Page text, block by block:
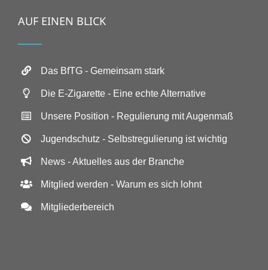
AUF EINEN BLICK
Das BfTG - Gemeinsam stark
Die E-Zigarette - Eine echte Alternative
Unsere Position - Regulierung mit Augenmaß
Jugendschutz - Selbstregulierung ist wichtig
News - Aktuelles aus der Branche
Mitglied werden - Warum es sich lohnt
Mitgliederbereich